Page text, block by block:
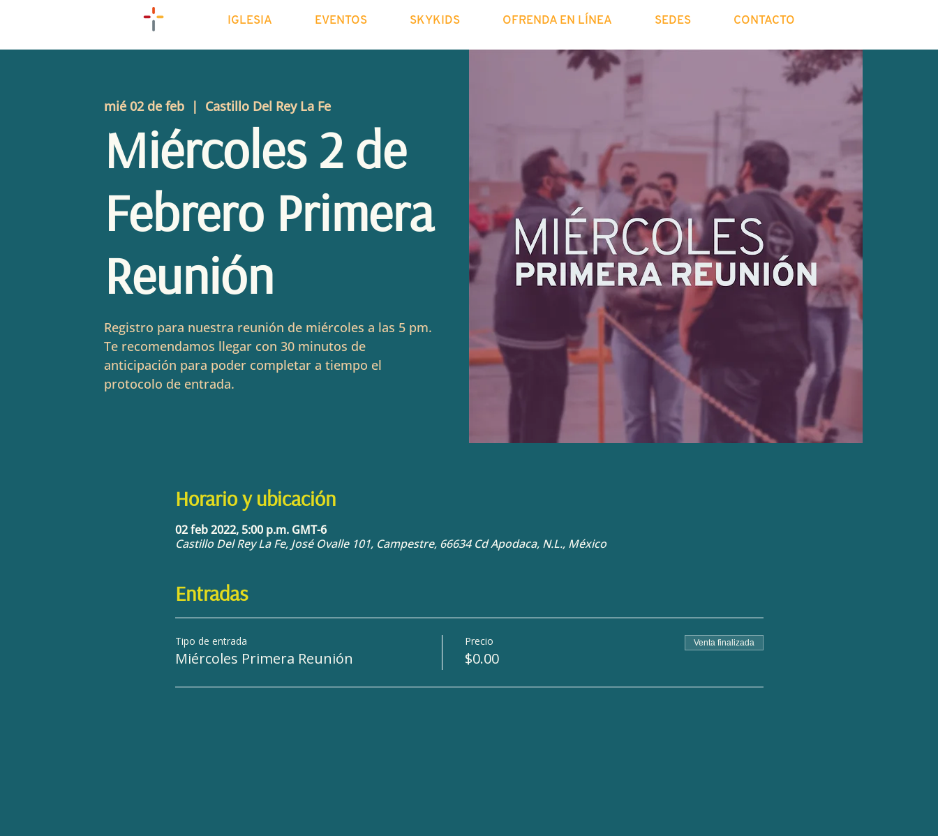
IGLESIA EVENTOS SKYKIDS OFRENDA EN LÍNEA SEDES CONTACTO
mié 02 de feb
  |
Castillo Del Rey La Fe
Miércoles 2 de
Febrero Primera
Reunión
Registro para nuestra reunión de miércoles a las 5 pm.
Te recomendamos llegar con 30 minutos de
anticipación para poder completar a tiempo el
protocolo de entrada.
Horario y ubicación
02 feb 2022, 5:00 p.m. GMT-6
Castillo Del Rey La Fe, José Ovalle 101, Campestre, 66634 Cd Apodaca, N.L., México
Entradas
Tipo de entrada
Miércoles Primera Reunión
Precio
$0.00
Venta finalizada